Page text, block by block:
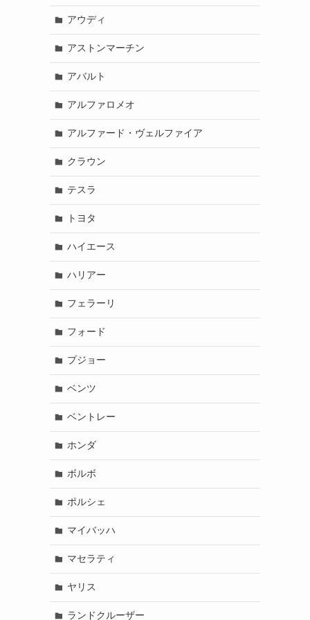
アウディ
アストンマーチン
アバルト
アルファロメオ
アルファード・ヴェルファイア
クラウン
テスラ
トヨタ
ハイエース
ハリアー
フェラーリ
フォード
プジョー
ベンツ
ベントレー
ホンダ
ボルボ
ポルシェ
マイバッハ
マセラティ
ヤリス
ランドクルーザー